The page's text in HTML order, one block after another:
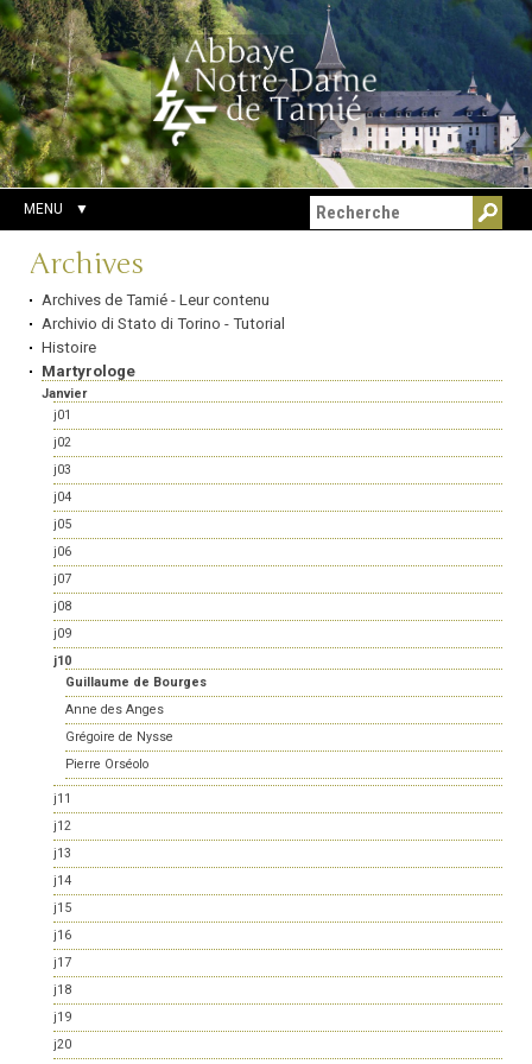
Aller
au
contenu.
|
Aller
à
la
navigation
Outils
personnels
Chercher par
Recherche
avancée…
MENU
Navigation
Archives
Archives de Tamié - Leur contenu
Archivio di Stato di Torino - Tutorial
Histoire
Martyrologe
Janvier
j01
j02
j03
j04
j05
j06
j07
j08
j09
j10
Guillaume de Bourges
Anne des Anges
Grégoire de Nysse
Pierre Orséolo
j11
j12
j13
j14
j15
j16
j17
j18
j19
j20